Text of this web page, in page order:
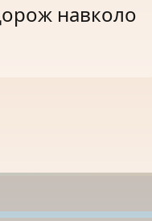
навколо